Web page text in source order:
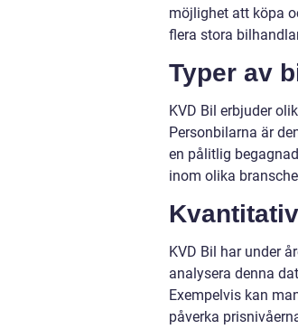
möjlighet att köpa
flera stora
Typer av
KVD Bil erbjuder
Personbilarna är
en pålitlig
inom olika
KVD Bil har under
analysera denna
Exempelvis kan
påverka